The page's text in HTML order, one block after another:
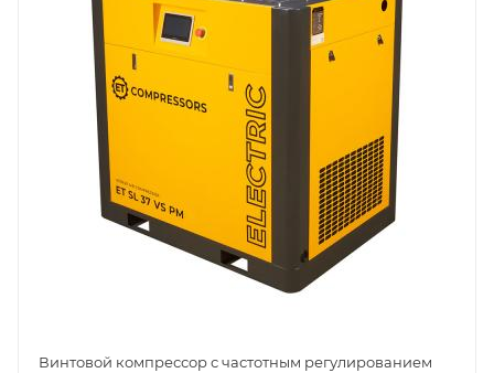
Винтовой компрессор с частотным регулированием